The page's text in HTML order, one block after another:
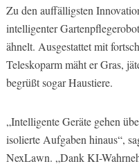
Zu den auffälligsten
intelligenter
ähnelt. Ausgestattet mit
Teleskoparm mäht er Gras,
begrüßt sogar Haustiere.
„Intelligente Geräte gehen
isolierte Aufgaben hinaus“,
NexLawn. „Dank KI-